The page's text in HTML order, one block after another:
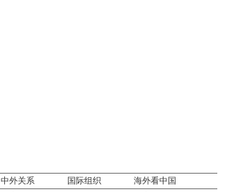
中外关系 国际组织
海外看中国